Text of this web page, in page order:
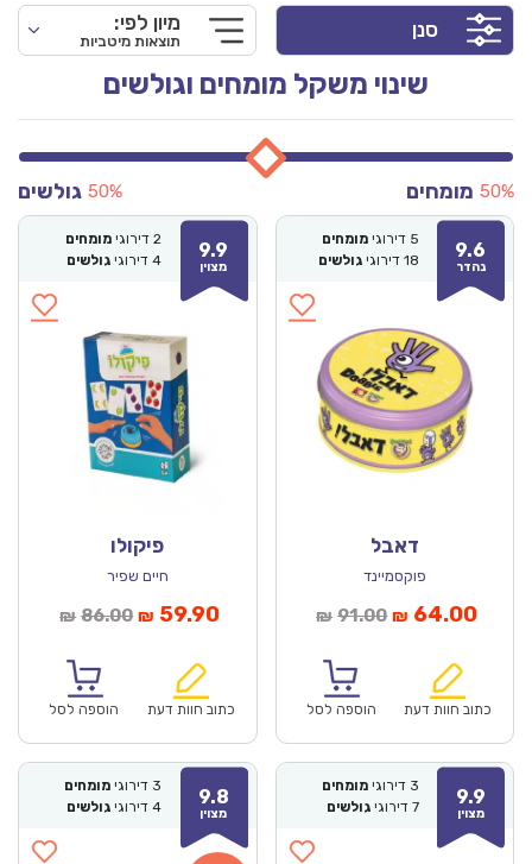
סנן מיון לפי:
תוצאות מיטביות
שינוי משקל מומחים וגולשים
מומחים 50% גולשים 50%
9.6
נהדר
5 דירוגי מומחים
18 דירוגי גולשים
דאבל
פוקסמיינד
₪ 91.00המחיר
₪91.00.
₪ 64.00
כתוב חוות דעת הוספה לסל
9.9
מצוין
2 דירוגי מומחים
4 דירוגי גולשים
פיקולו
חיים שפיר
₪ 86.00המחיר
₪86.00.
₪ 59.90המחיר
כתוב חוות דעת הוספה לסל
9.9
מצוין
3 דירוגי מומחים
7 דירוגי גולשים 9.8
מצוין
3 דירוגי מומחים
4 דירוגי גולשים